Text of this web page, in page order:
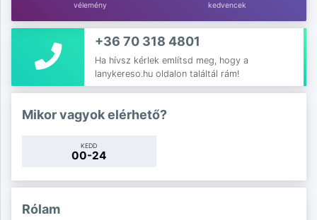
vélemény kedvencek
+36 70 318 4801
Ha hívsz kérlek említsd meg, hogy a
lanykereso.hu oldalon találtál rám!
Mikor vagyok elérhető?
KEDD
00-24
Rólam